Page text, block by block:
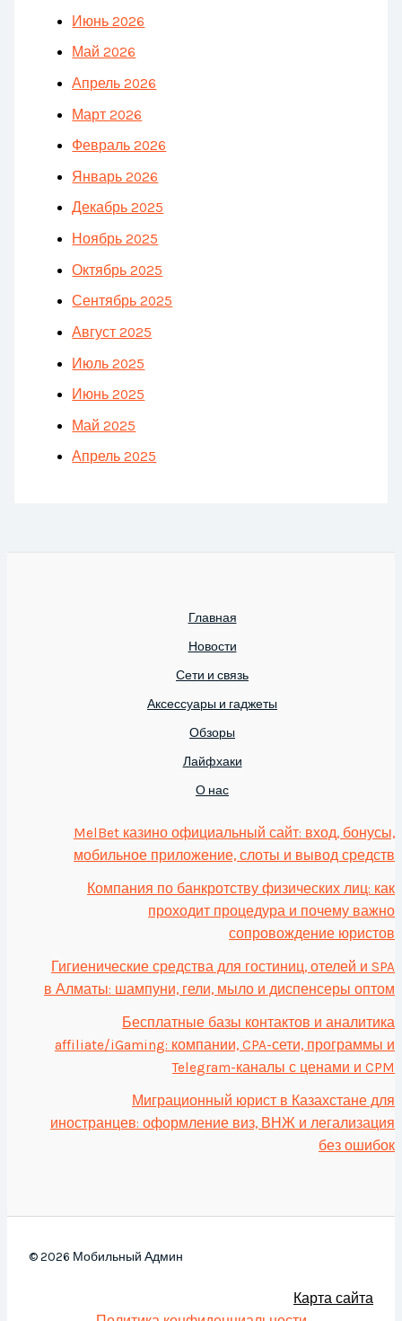
Июнь 2026
Май 2026
Апрель 2026
Март 2026
Февраль 2026
Январь 2026
Декабрь 2025
Ноябрь 2025
Октябрь 2025
Сентябрь 2025
Август 2025
Июль 2025
Июнь 2025
Май 2025
Апрель 2025
Главная
Новости
Сети и связь
Аксессуары и гаджеты
Обзоры
Лайфхаки
О нас
MelBet казино официальный сайт: вход, бонусы,
мобильное приложение, слоты и вывод средств
Компания по банкротству физических лиц: как
проходит процедура и почему важно
сопровождение юристов
Гигиенические средства для гостиниц, отелей и SPA
в Алматы: шампуни, гели, мыло и диспенсеры оптом
Бесплатные базы контактов и аналитика
affiliate/iGaming: компании, CPA-сети, программы и
Telegram-каналы с ценами и CPM
Миграционный юрист в Казахстане для
иностранцев: оформление виз, ВНЖ и легализация
без ошибок
© 2026 Мобильный Админ
Карта сайта